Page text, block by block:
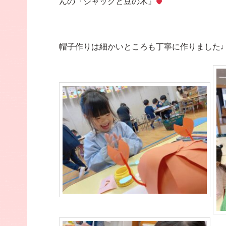
帽子作りは細かいところも丁寧に作りました